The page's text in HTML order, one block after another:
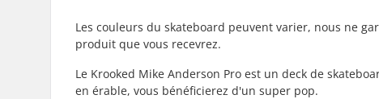
Les couleurs du skateboard peuvent varier, nous ne
produit que vous recevrez.
Le Krooked Mike Anderson Pro est un deck de
en érable, vous bénéficierez d'un super pop.